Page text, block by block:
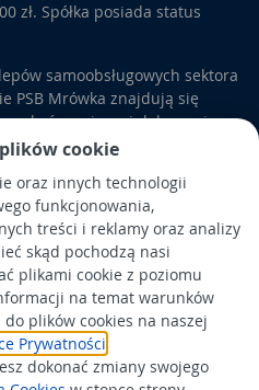
cookie
oraz innych technologii
funkcjonowania,
treści i reklamy oraz analizy
skąd pochodzą nasi
plikami cookie z poziomu
na temat warunków
plików cookies na naszej
Prywatności
dokonać zmiany swojego
zł. Spółka posiada status
samoobsługowych sektora
PSB Mrówka znajdują się
wykończeniowe i dekoracyjne,
elektronarzędzia, a także
otoczeniem domu.